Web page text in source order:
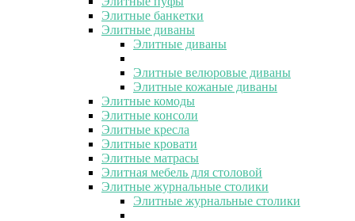
Элитные банкетки
Элитные диваны
Элитные диваны
Элитные велюровые диваны
Элитные кожаные диваны
Элитные комоды
Элитные консоли
Элитные кресла
Элитные кровати
Элитные матрасы
Элитная мебель для столовой
Элитные журнальные столики
Элитные журнальные столики